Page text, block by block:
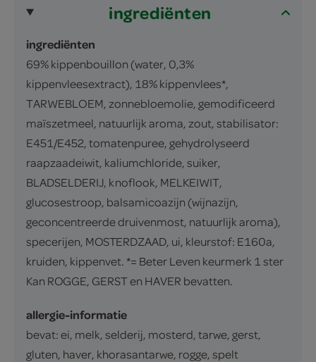
ingrediënten
ingrediënten
69% kippenbouillon (water, 0,3%
kippenvleesextract), 18% kippenvlees*,
TARWEBLOEM, zonnebloemolie, gemodificeerd
maïszetmeel, natuurlijk aroma, zout, stabilisator:
E451/E452, tomatenpuree, gehydrolyseerd
raapzaadeiwit, kaliumchloride, suiker,
BLADSELDERIJ, knoflook, MELKEIWIT,
glucosestroop, balsamicoazijn (wijnazijn,
geconcentreerde druivenmost, natuurlijk aroma),
specerijen, MOSTERDZAAD, ui, kleurstof: E160a,
kruiden, kippenvet. *= Beter Leven keurmerk 1 ster
Kan ROGGE, GERST en HAVER bevatten.
allergie-informatie
bevat: ei, melk, selderij, mosterd, tarwe, gerst,
gluten, haver, khorasantarwe, rogge, spelt